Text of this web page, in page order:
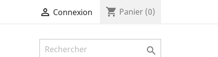
 Connexion shopping_cart Panier (0)
